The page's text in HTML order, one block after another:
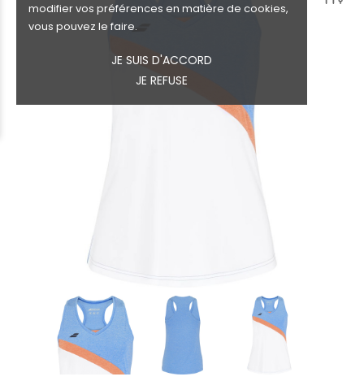
modifier vos préférences en matière de cookies,
vous pouvez le faire.
JE SUIS D'ACCORD
JE REFUSE